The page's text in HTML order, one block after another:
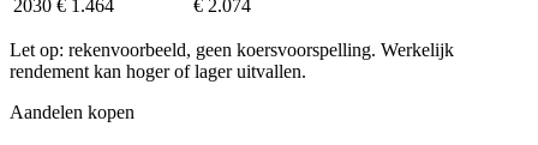
2030 € 1.464 € 2.074
Let op: rekenvoorbeeld, geen koersvoorspelling. Werkelijk
rendement kan hoger of lager uitvallen.
Aandelen kopen